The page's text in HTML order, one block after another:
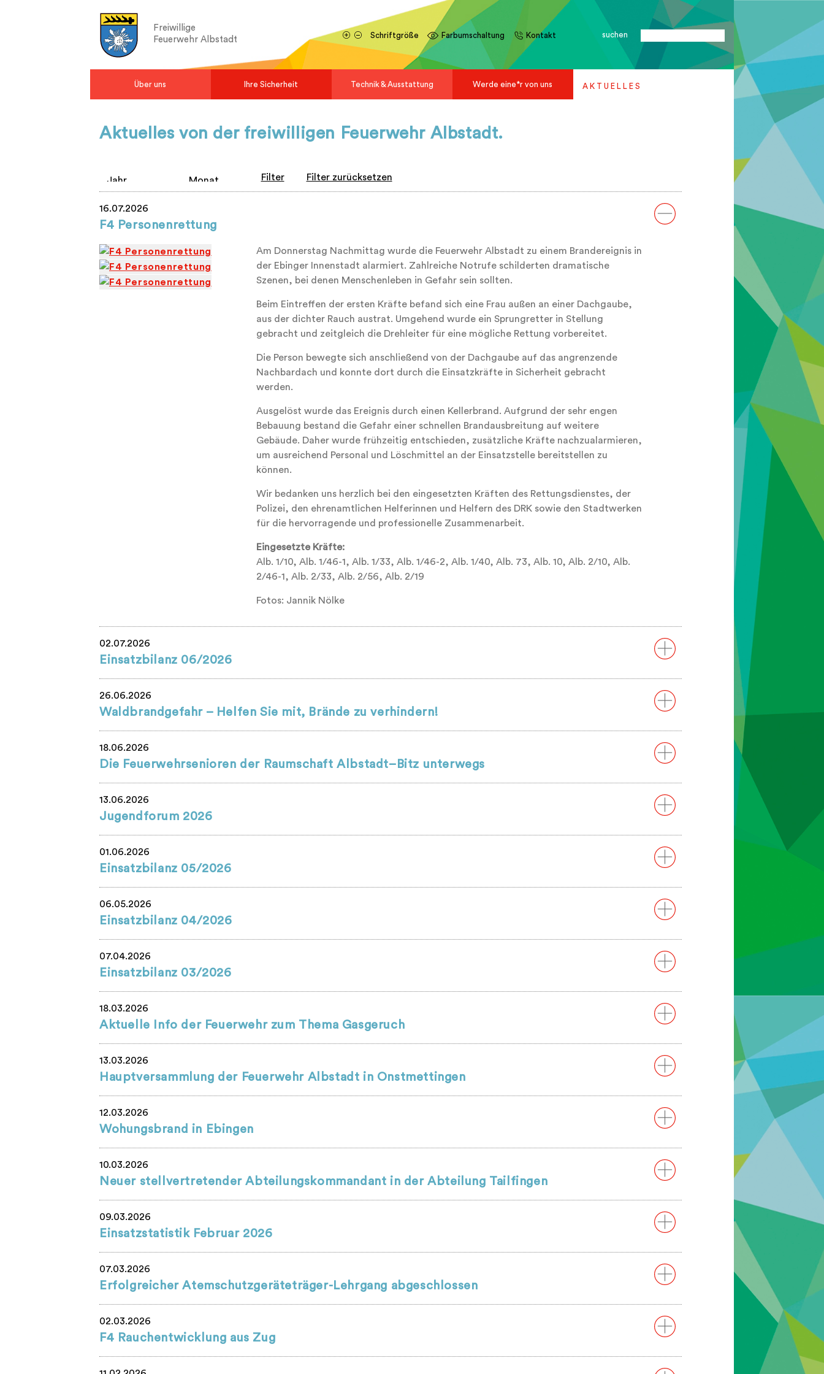
Freiwillige
Feuerwehr Albstadt
Schriftgröße Farbumschaltung Kontakt suchen
Über uns Ihre Sicherheit Technik & Ausstattung Werde eine*r von uns A K T U E L L E S
Aktuelles von der freiwilligen Feuerwehr Albstadt.
Filter Filter zurücksetzen
16.07.2026
F4 Personenrettung
Am Donnerstag Nachmittag wurde die Feuerwehr Albstadt zu einem Brandereignis in
der Ebinger Innenstadt alarmiert. Zahlreiche Notrufe schilderten dramatische
Szenen, bei denen Menschenleben in Gefahr sein sollten.
Beim Eintreffen der ersten Kräfte befand sich eine Frau außen an einer Dachgaube,
aus der dichter Rauch austrat. Umgehend wurde ein Sprungretter in Stellung
gebracht und zeitgleich die Drehleiter für eine mögliche Rettung vorbereitet.
Die Person bewegte sich anschließend von der Dachgaube auf das angrenzende
Nachbardach und konnte dort durch die Einsatzkräfte in Sicherheit gebracht
werden.
Ausgelöst wurde das Ereignis durch einen Kellerbrand. Aufgrund der sehr engen
Bebauung bestand die Gefahr einer schnellen Brandausbreitung auf weitere
Gebäude. Daher wurde frühzeitig entschieden, zusätzliche Kräfte nachzualarmieren,
um ausreichend Personal und Löschmittel an der Einsatzstelle bereitstellen zu
können.
Wir bedanken uns herzlich bei den eingesetzten Kräften des Rettungsdienstes, der
Polizei, den ehrenamtlichen Helferinnen und Helfern des DRK sowie den Stadtwerken
für die hervorragende und professionelle Zusammenarbeit.
Eingesetzte Kräfte:
Alb. 1/10, Alb. 1/46-1, Alb. 1/33, Alb. 1/46-2, Alb. 1/40, Alb. 73, Alb. 10, Alb. 2/10, Alb.
2/46-1, Alb. 2/33, Alb. 2/56, Alb. 2/19
Fotos: Jannik Nölke
02.07.2026
Einsatzbilanz 06/2026
26.06.2026
Waldbrandgefahr – Helfen Sie mit, Brände zu verhindern!
18.06.2026
Die Feuerwehrsenioren der Raumschaft Albstadt–Bitz unterwegs
13.06.2026
Jugendforum 2026
01.06.2026
Einsatzbilanz 05/2026
06.05.2026
Einsatzbilanz 04/2026
07.04.2026
Einsatzbilanz 03/2026
18.03.2026
Aktuelle Info der Feuerwehr zum Thema Gasgeruch
13.03.2026
Hauptversammlung der Feuerwehr Albstadt in Onstmettingen
12.03.2026
Wohungsbrand in Ebingen
10.03.2026
Neuer stellvertretender Abteilungskommandant in der Abteilung Tailfingen
09.03.2026
Einsatzstatistik Februar 2026
07.03.2026
Erfolgreicher Atemschutzgeräteträger-Lehrgang abgeschlossen
02.03.2026
F4 Rauchentwicklung aus Zug